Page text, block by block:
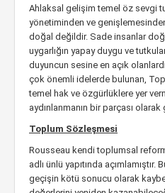
Ahlaksal gelişim temel öz sevgi
yönetiminden ve
doğal değildir. Sade insanlar
uygarlığın yapay duygu ve
duyuncun sesine en açık
çok önemli idelerde bulunan,
temel hak ve özgürlüklere yer
aydınlanmanın bir parçası olarak
Toplum Sözleşmesi
Rousseau kendi toplumsal
adlı ünlü yapıtında
geçişin kötü sonucu olarak